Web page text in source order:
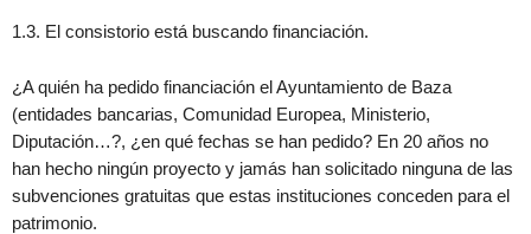
1.3. El consistorio está buscando financiación.
¿A quién ha pedido financiación el Ayuntamiento de Baza
(entidades bancarias, Comunidad Europea, Ministerio,
Diputación…?, ¿en qué fechas se han pedido? En 20 años no
han hecho ningún proyecto y jamás han solicitado ninguna de las
subvenciones gratuitas que estas instituciones conceden para el
patrimonio.